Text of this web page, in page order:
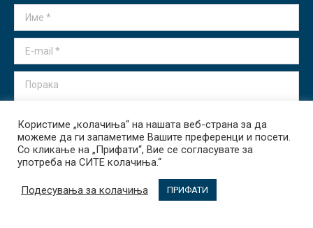
in
new
in
in
in
Име *
E-mail *
Порака
Испрати
Користиме „колачиња“ на нашата веб-страна за да
можеме да ги запаметиме Вашите преференци и посети.
Со кликање на „Прифати“, Вие се согласувате за
употреба на СИТЕ колачиња.“
Подесувања за колачиња ПРИФАТИ